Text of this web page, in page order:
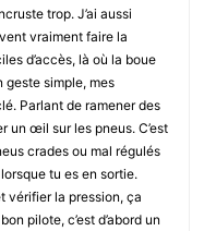
trop. J’ai aussi
vraiment faire la
d’accès, là où la boue
geste simple, mes
Parlant de ramener des
un œil sur les pneus. C’est
crades ou mal régulés
tu es en sortie.
vérifier la pression, ça
pilote, c’est d’abord un